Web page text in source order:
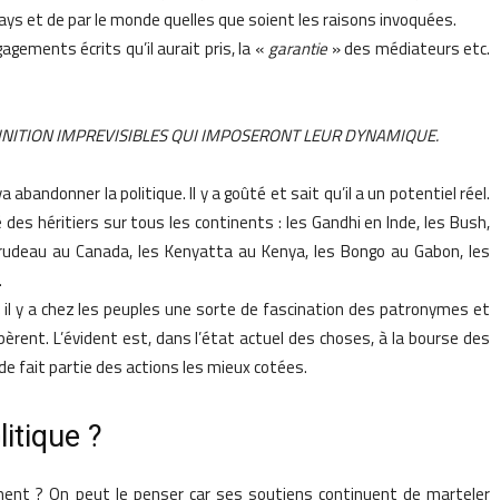
et de par le monde quelles que soient les raisons invoquées.
écrits qu’il aurait pris, la «garantie » des médiateurs etc.
IMPREVISIBLES QUI IMPOSERONT LEUR DYNAMIQUE.
abandonner la politique. Il y a goûté et sait qu’il a un potentiel réel.
héritiers sur tous les continents : les Gandhi en Inde, les Bush,
au Canada, les Kenyatta au Kenya, les Bongo au Gabon, les
y a chez les peuples une sorte de fascination des patronymes et
L’évident est, dans l’état actuel des choses, à la bourse des
fait partie des actions les mieux cotées.
?
? On peut le penser car ses soutiens continuent de marteler